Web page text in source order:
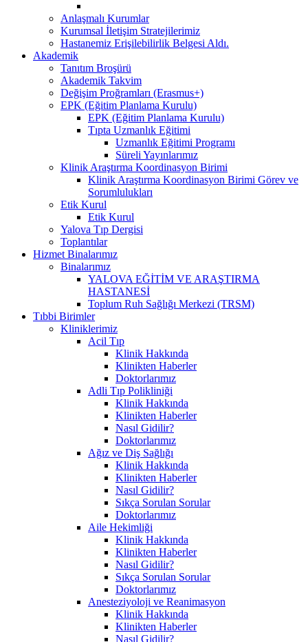
Anlaşmalı Kurumlar
Kurumsal İletişim Stratejilerimiz
Hastanemiz Erişilebilirlik Belgesi Aldı.
Akademik
Tanıtım Broşürü
Akademik Takvim
Değişim Proğramları (Erasmus+)
EPK (Eğitim Planlama Kurulu)
EPK (Eğitim Planlama Kurulu)
Tıpta Uzmanlık Eğitimi
Uzmanlık Eğitimi Programı
Süreli Yayınlarımız
Klinik Araştırma Koordinasyon Birimi
Klinik Araştırma Koordinasyon Birimi Görev ve
Sorumlulukları
Etik Kurul
Etik Kurul
Yalova Tıp Dergisi
Toplantılar
Hizmet Binalarımız
Binalarımız
YALOVA EĞİTİM VE ARAŞTIRMA
HASTANESİ
Toplum Ruh Sağlığı Merkezi (TRSM)
Tıbbi Birimler
Kliniklerimiz
Acil Tıp
Klinik Hakkında
Klinikten Haberler
Doktorlarımız
Adli Tıp Polikliniği
Klinik Hakkında
Klinikten Haberler
Nasıl Gidilir?
Doktorlarımız
Ağız ve Diş Sağlığı
Klinik Hakkında
Klinikten Haberler
Nasıl Gidilir?
Sıkça Sorulan Sorular
Doktorlarımız
Aile Hekimliği
Klinik Hakkında
Klinikten Haberler
Nasıl Gidilir?
Sıkça Sorulan Sorular
Doktorlarımız
Anesteziyoloji ve Reanimasyon
Klinik Hakkında
Klinikten Haberler
Nasıl Gidilir?